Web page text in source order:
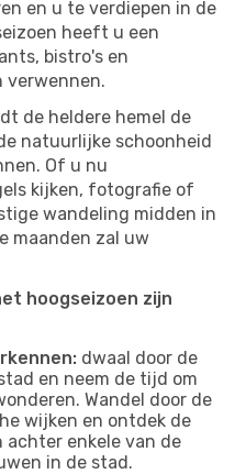
en u te verdiepen in de
heeft u een
bistro's en
verwennen.
de heldere hemel de
natuurlijke schoonheid
Of u nu
kijken, fotografie of
wandeling midden in
maanden zal uw
hoogseizoen zijn
dwaal door de
en neem de tijd om
Wandel door de
wijken en ontdek de
enkele van de
in de stad.